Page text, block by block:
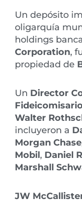
Un depósito
oligarquía
holdings
Corporation,
propiedad de
Un Director
Walter
incluyeron a
Morgan Chase
Mobil, Daniel
Marshall
JW